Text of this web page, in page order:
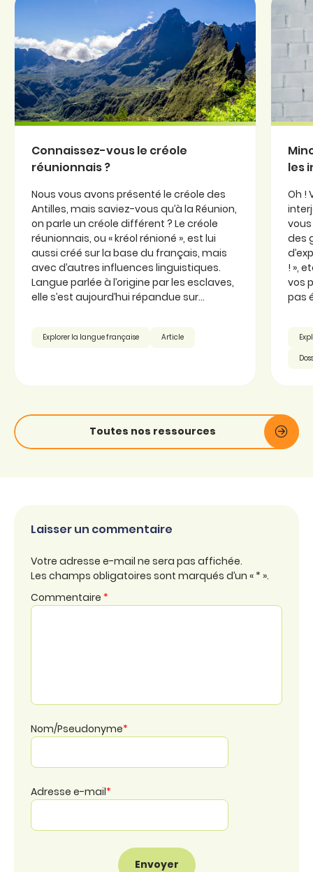
Connaissez-vous le créole
réunionnais ?
Nous vous avons présenté le créole des
Antilles, mais saviez-vous qu’à la Réunion,
on parle un créole différent ? Le créole
réunionnais, ou « kréol rénioné », est lui
aussi créé sur la base du français, mais
avec d’autres influences linguistiques.
Langue parlée à l’origine par les esclaves,
elle s’est aujourd’hui répandue sur...
Explorer la langue française Article
les
Oh !
des
! »,
vos
pas
Toutes nos ressources
Laisser un commentaire
Votre adresse e-mail ne sera pas affichée.
Les champs obligatoires sont marqués d’un « * ».
Commentaire *
Nom/Pseudonyme*
Adresse e-mail*